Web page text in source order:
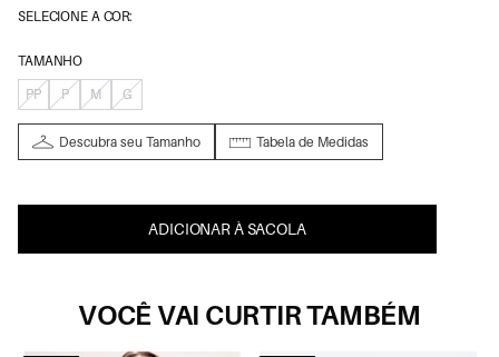
SELECIONE A COR:
TAMANHO
PP
P M G
Descubra seu Tamanho Tabela de Medidas
ADICIONAR À SACOLA
VOCÊ VAI CURTIR TAMBÉM